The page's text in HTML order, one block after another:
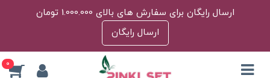
ارسال رایگان برای سفارش های بالای 1.000.000 تومان
ارسال رایگان
0